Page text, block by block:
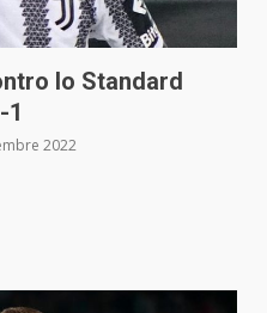
lo Standard
1
2022